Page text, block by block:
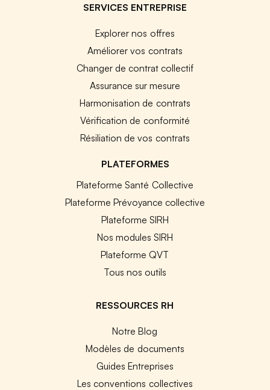
SERVICES ENTREPRISE
Explorer nos offres
Améliorer vos contrats
Changer de contrat collectif
Assurance sur mesure
Harmonisation de contrats
Vérification de conformité
Résiliation de vos contrats
PLATEFORMES
Plateforme Santé Collective
Plateforme Prévoyance collective
Plateforme SIRH
Nos modules SIRH
Plateforme QVT
Tous nos outils
RESSOURCES RH
Notre Blog
Modèles de documents
Guides Entreprises
Les conventions collectives